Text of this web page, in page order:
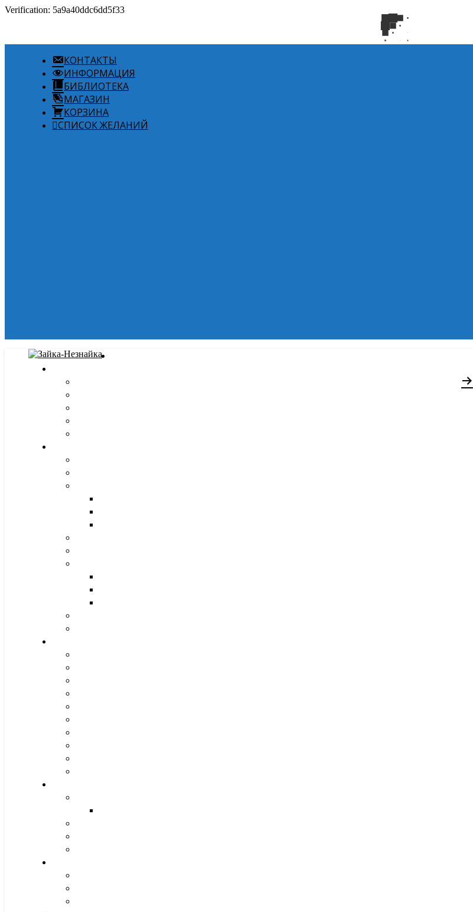
Verification: 5a9a40ddc6dd5f33
КОНТАКТЫ
ИНФОРМАЦИЯ
БИБЛИОТЕКА
МАГАЗИН
КОРЗИНА
СПИСОК ЖЕЛАНИЙ